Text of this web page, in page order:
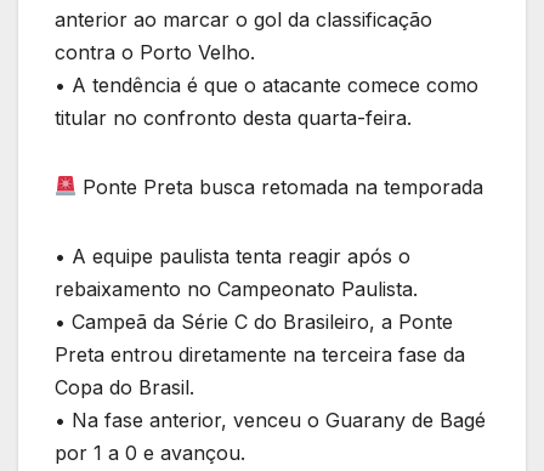
anterior ao marcar o gol da classificação
contra o Porto Velho.
• A tendência é que o atacante comece como
titular no confronto desta quarta-feira.
Ponte Preta busca retomada na temporada
• A equipe paulista tenta reagir após o
rebaixamento no Campeonato Paulista.
• Campeã da Série C do Brasileiro, a Ponte
Preta entrou diretamente na terceira fase da
Copa do Brasil.
• Na fase anterior, venceu o Guarany de Bagé
por 1 a 0 e avançou.